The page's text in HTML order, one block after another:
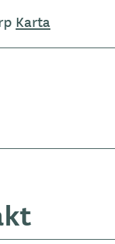
Karta